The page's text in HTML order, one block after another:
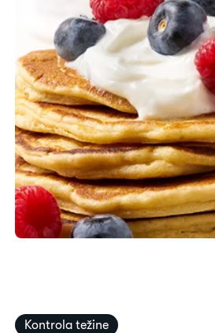
Kontrola težine